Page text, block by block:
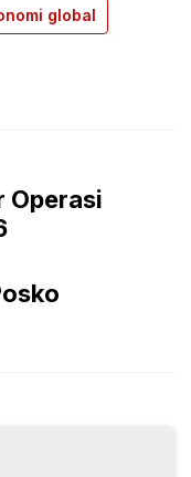
global
Operasi